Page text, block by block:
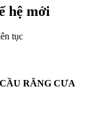
hệ mới
tục
RĂNG CƯA